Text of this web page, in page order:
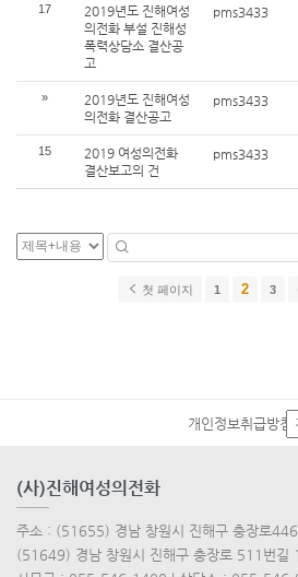
17
2019년도 진해여성
의전화 부설 진해성
폭력상담소 결산공
고
pms3433
»
2019년도 진해여성
의전화 결산공고
pms3433
15
2019 여성의전화
결산보고의 건
pms3433
첫 페이지 1 2 3
개인정보취급방침
(사)진해여성의전화
주소 : (51655) 경남 창원시 진해구 충장로
(51649) 경남 창원시 진해구 충장로 511번